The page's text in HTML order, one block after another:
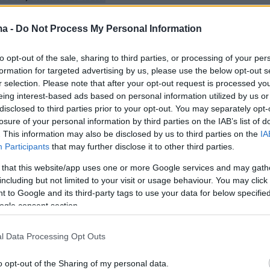
- Do Not Process My Personal Information
opt-out of the sale, sharing to third parties, or processing of your
for targeted advertising by us, please use the below opt-out
selection. Please note that after your opt-out request is processed
interest-based ads based on personal information utilized by us
to third parties prior to your opt-out. You may separately
of your personal information by third parties on the IAB’s list of
This information may also be disclosed by us to third parties on the
Participants that may further disclose it to other third parties.
that this website/app uses one or more Google services and may
but not limited to your visit or usage behaviour. You may
to Google and its third-party tags to use your data for below
consent section.
Data Processing Opt Outs
opt-out of the Sharing of my personal data.
(@NFSBiH)May 11, 2026
οι γερόλυκοιΤζέκοκαιΚολάσινατςστην
τα φαινόμενα παράσταση τους σε μεγάλη
αποστολή:
(Ζανκτ Πάουλι)
(Σλάβεν Μπελούπο)